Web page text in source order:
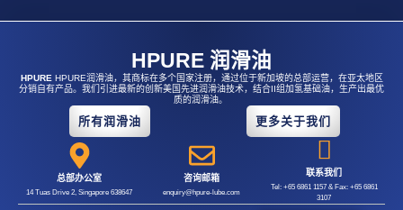
HPURE 润滑油
HPUREHPURE润滑油，其商标在多个国家注册，通过位于新加坡的总部运营，在亚太地区
分销自有产品。我们引进最新的创新美国先进润滑油技术，结合II组加氢基础油，生产出最优
质的润滑油。
所有润滑油 更多关于我们
总部办公室
14 Tuas Drive 2, Singapore 638647
咨询邮箱
enquiry@hpure-lube.com
联系我们
Tel: +65 6861 1157 & Fax: +65 6861
3107